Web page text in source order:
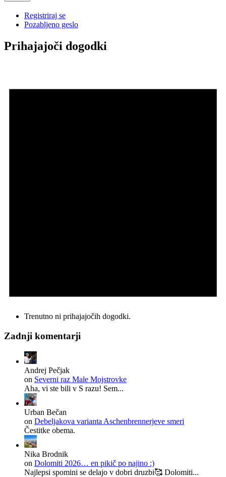
Registriraj se
Pozabljeno geslo
Prihajajoči dogodki
Trenutno ni prihajajočih dogodki.
Zadnji komentarji
Andrej Pečjak
on Severni raz Male Mojstrovke
Aha, vi ste bili v S razu! Sem...
Urban Bečan
on Debeljakova varianta Aschenbrennerjeve smeri
Čestitke obema.
Nika Brodnik
on Dolomiti 2026… en pikič po najino :)
Najlepsi spomini se delajo v dobri druzbi🥰 Dolomiti...